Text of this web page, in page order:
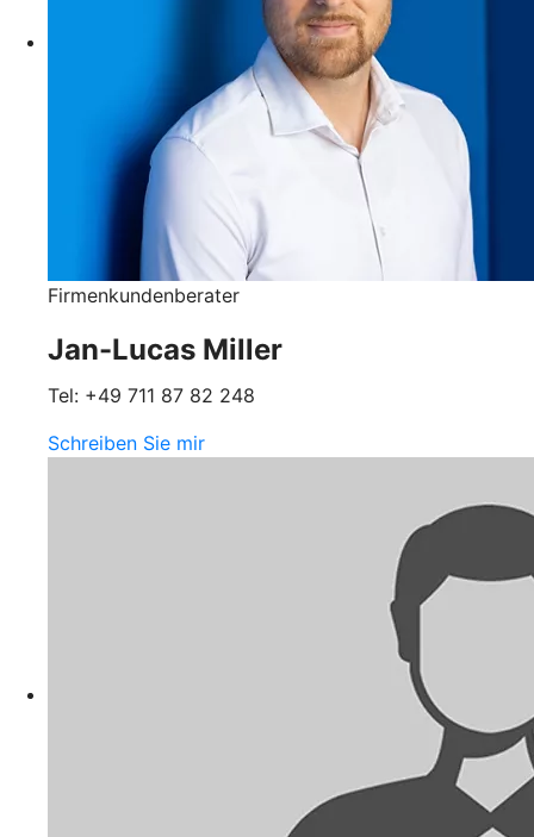
Firmenkundenberater
Jan-Lucas Miller
Tel: +49 711 87 82 248
Schreiben Sie mir